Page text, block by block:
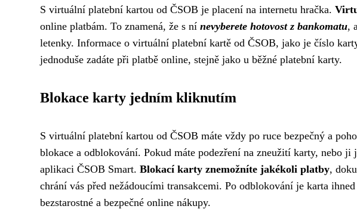
S virtuální platební kartou od ČSOB je placení na internetu hračka.
online platbám. To znamená, že s ní nevyberete hotovost z bankomatu,
letenky. Informace o virtuální platební kartě od ČSOB, jako je číslo
jednoduše zadáte při platbě online, stejně jako u běžné platební karty.
Blokace karty jedním kliknutím
S virtuální platební kartou od ČSOB máte vždy po ruce bezpečný a
blokace a odblokování. Pokud máte podezření na zneužití karty, nebo
aplikaci ČSOB Smart. Blokací karty znemožníte jakékoli platby,
chrání vás před nežádoucími transakcemi. Po odblokování je karta
bezstarostné a bezpečné online nákupy.